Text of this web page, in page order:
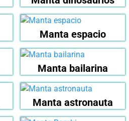
Manta espacio
Manta bailarina
Manta astronauta